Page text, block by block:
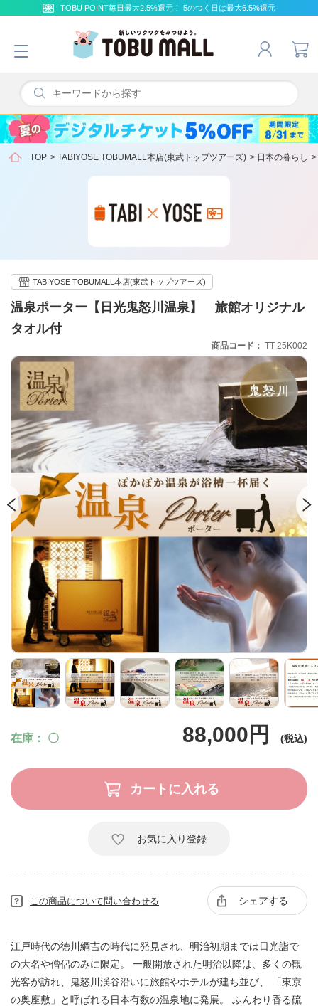
TOBU POINT毎日最大2.5%還元！ 5のつく日は最大6.5%還元
TOP > TABIYOSE TOBUMALL本店(東武トップツアーズ) > 日本の暮らし >
温泉ポーター【日光鬼怒川温泉】 旅館オリジナル
タオル付
TABIYOSE TOBUMALL本店(東武トップツアーズ)
在庫 〇 88,000円
商品コード TT-25K002
お気に入り登録
この商品について問い合わせる シェアする
江戸時代の徳川綱吉の時代に発見され、明治初期までは日光詣で
の大名や僧侶のみに限定。 一般開放された明治以降は、多くの観
光客が訪れ、鬼怒川渓谷沿いに旅館やホテルが建ち並び、 「東京
の奥座敷」と呼ばれる日本有数の温泉地に発展。 ふんわり香る硫